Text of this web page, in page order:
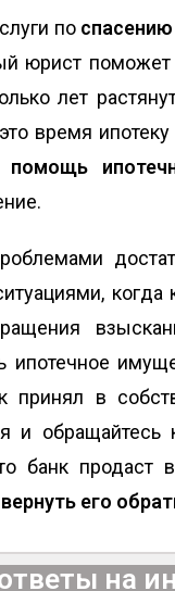
по
юрист
лет
время
помощь
ипотечное
принял в
и
банк продаст
его
на